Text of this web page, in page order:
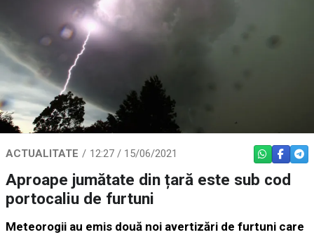
ACTUALITATE 12:27 / 15/06/2021 WHATSAPP
Aproape jumătate din țară este sub cod
portocaliu de furtuni
Meteorogii au emis două noi avertizări de furtuni care